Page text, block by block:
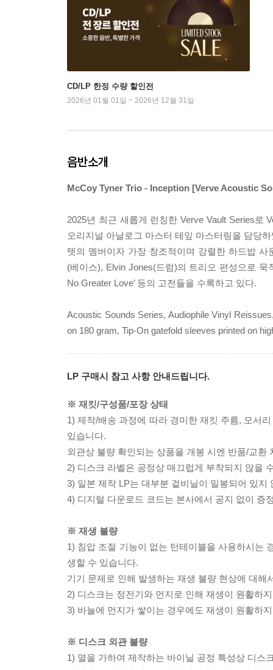
CD/LP 한정 수량 할인전
2026년 01월 01일 ~ 2026년 12월 31일
음반소개
McCoy Tyner Trio - Inception [Verve Acoustic
2025년 최근 새롭게 런칭한 Verve Vault Series로
오리지널 아날로그 마스터 테잎 마스터링을 담당
텟의 멤버이자 가장 창조적이며 강렬한 하드밥
(베이스), Elvin Jones(드럼)의 트리오 편성으로 묵
No Greater Love’ 등의 고전들을 수록하고 있다.
Acoustic Sounds Series, Audiophile Vinyl
on 180 gram, Tip-On gatefold sleeves printed on
LP 구매시 참고 사항 안내드립니다.
※ 재킷/구성품/포장 상태
1) 제작/배송 과정에 따라 경미한 재킷 주름, 모서
있습니다.
외관상 불량 확인되는 상품을 개봉 시엔 반품/교환
2) 디스크 라벨은 공정상 매끄럽게 부착되지 않을
3) 일본 제작 LP는 대부분 겉비닐이 밀봉되어 있지
4) 디지털 다운로드 코드는 본사에서 공지 없이 증
※ 재생 불량
1) 침압 조절 기능이 없는 턴테이블을 사용하시는
생할 수 있습니다.
기기 문제로 인해 발생하는 재생 불량 현상에 대
2) 디스크는 정전기와 먼지로 인해 재생이 원활하
3) 바늘에 먼지가 쌓이는 경우에도 재생이 원활하
※ 디스크 외관 불량
1) 열을 가하여 제작하는 바이닐 공정 특성상 디스